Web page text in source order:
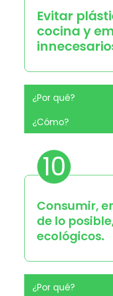
Evitar
cocina y
¿Por qué?
¿Cómo?
10
Consumir,
de lo
ecológicos.
¿Por qué?